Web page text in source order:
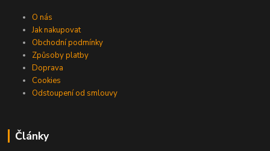
O nás
Jak nakupovat
Obchodní podmínky
Způsoby platby
Doprava
Cookies
Odstoupení od smlouvy
Články